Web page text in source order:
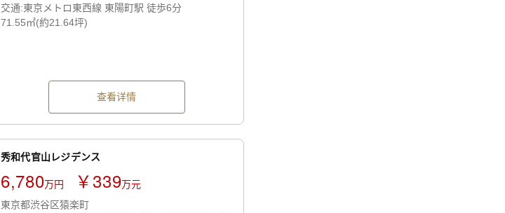
交通:東京メトロ東西線 東陽町駅 徒歩6分
71.55㎡(約21.64坪)
查看详情
秀和代官山レジデンス
6,780万円 ￥339万元
東京都渋谷区猿楽町